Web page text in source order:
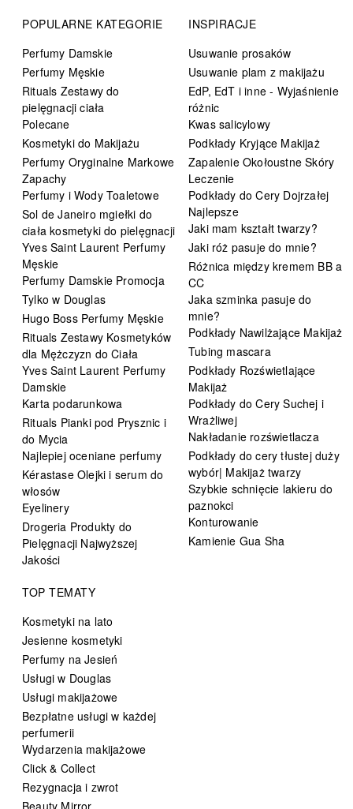
POPULARNE KATEGORIE
Perfumy Damskie
Perfumy Męskie
Rituals Zestawy do
pielęgnacji ciała
Polecane
Kosmetyki do Makijażu
Perfumy Oryginalne Markowe
Zapachy
Perfumy i Wody Toaletowe
Sol de Janeiro mgiełki do
ciała kosmetyki do pielęgnacji
Yves Saint Laurent Perfumy
Męskie
Perfumy Damskie Promocja
Tylko w Douglas
Hugo Boss Perfumy Męskie
Rituals Zestawy Kosmetyków
dla Mężczyzn do Ciała
Yves Saint Laurent Perfumy
Damskie
Karta podarunkowa
Rituals Pianki pod Prysznic i
do Mycia
Najlepiej oceniane perfumy
Kérastase Olejki i serum do
włosów
Eyelinery
Drogeria Produkty do
Pielęgnacji Najwyższej
Jakości
INSPIRACJE
Usuwanie prosaków
Usuwanie plam z makijażu
EdP, EdT i inne - Wyjaśnienie
różnic
Kwas salicylowy
Podkłady Kryjące Makijaż
Zapalenie Okołoustne Skóry
Leczenie
Podkłady do Cery Dojrzałej
Najlepsze
Jaki mam kształt twarzy?
Jaki róż pasuje do mnie?
Różnica między kremem BB a
CC
Jaka szminka pasuje do
mnie?
Podkłady Nawilżające Makijaż
Tubing mascara
Podkłady Rozświetlające
Makijaż
Podkłady do Cery Suchej i
Wrażliwej
Nakładanie rozświetlacza
Podkłady do cery tłustej duży
wybór| Makijaż twarzy
Szybkie schnięcie lakieru do
paznokci
Konturowanie
Kamienie Gua Sha
TOP TEMATY
Kosmetyki na lato
Jesienne kosmetyki
Perfumy na Jesień
Usługi w Douglas
Usługi makijażowe
Bezpłatne usługi w każdej
perfumerii
Wydarzenia makijażowe
Click & Collect
Rezygnacja i zwrot
Beauty Mirror